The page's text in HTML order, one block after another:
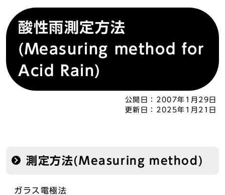
酸性雨測定方法
(Measuring method for
Acid Rain)
公開日： 2007年1月29日
更新日： 2025年1月21日
測定方法(Measuring method)
ガラス電極法